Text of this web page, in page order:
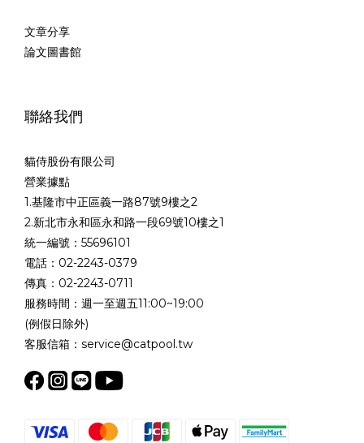
文章分享
論文圖書館
聯絡我們
貓侍股份有限公司
營業據點
1.基隆市中正區義一路87號9樓之2
2.新北市永和區永和路一段69號10樓之1
統一編號：55696101
電話：02-2243-0379
傳真：02-2243-0711
服務時間：週一至週五11:00~19:00
(例假日除外)
客服信箱：service@catpool.tw